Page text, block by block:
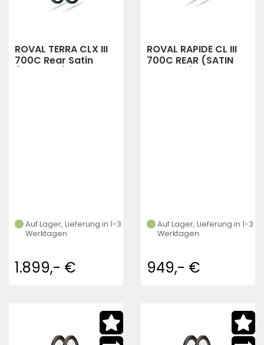
ROVAL TERRA CLX III
700C Rear Satin
Auf Lager, Lieferung in 1-3
Werktagen
1.899,- €
ROVAL RAPIDE CL III
700C REAR (SATIN
Auf Lager, Lieferung in 1-3
Werktagen
949,- €